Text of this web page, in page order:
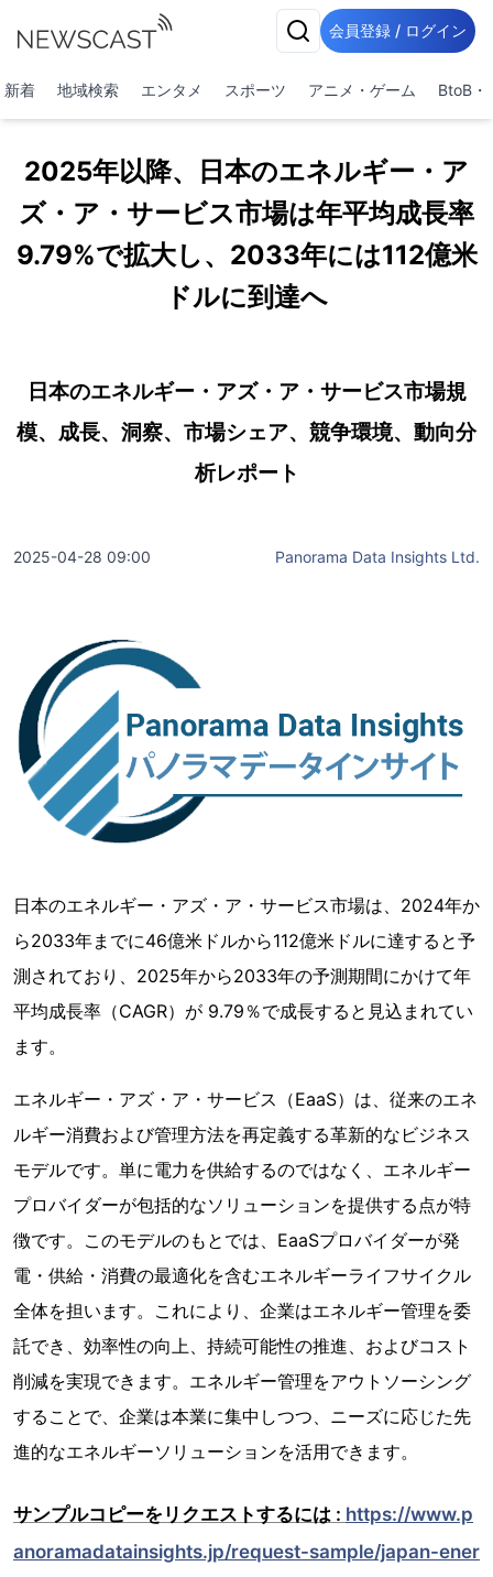
会員登録 / ログイン
新着 地域検索 エンタメ スポーツ アニメ・ゲーム BtoB・
2025年以降、日本のエネルギー・ア
ズ・ア・サービス市場は年平均成長率
9.79%で拡大し、2033年には112億米
ドルに到達へ
日本のエネルギー・アズ・ア・サービス市場規
模、成長、洞察、市場シェア、競争環境、動向分
析レポート
2025-04-28 09:00 Panorama Data Insights Ltd.
日本のエネルギー・アズ・ア・サービス市場は、2024年か
ら2033年までに46億米ドルから112億米ドルに達すると予
測されており、2025年から2033年の予測期間にかけて年
平均成長率（CAGR）が 9.79％で成長すると見込まれてい
ます。
エネルギー・アズ・ア・サービス（EaaS）は、従来のエネ
ルギー消費および管理方法を再定義する革新的なビジネス
モデルです。単に電力を供給するのではなく、エネルギー
プロバイダーが包括的なソリューションを提供する点が特
徴です。このモデルのもとでは、EaaSプロバイダーが発
電・供給・消費の最適化を含むエネルギーライフサイクル
全体を担います。これにより、企業はエネルギー管理を委
託でき、効率性の向上、持続可能性の推進、およびコスト
削減を実現できます。エネルギー管理をアウトソーシング
することで、企業は本業に集中しつつ、ニーズに応じた先
進的なエネルギーソリューションを活用できます。
サンプルコピーをリクエストするには : https://www.p
anoramadatainsights.jp/request-sample/japan-ener